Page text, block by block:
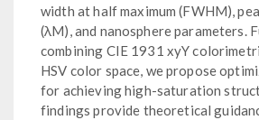
width at half maximum (FWHM),
(λM), and nanosphere parameters.
combining CIE 1931 xyY
HSV color space, we propose
for achieving high-saturation
findings provide theoretical